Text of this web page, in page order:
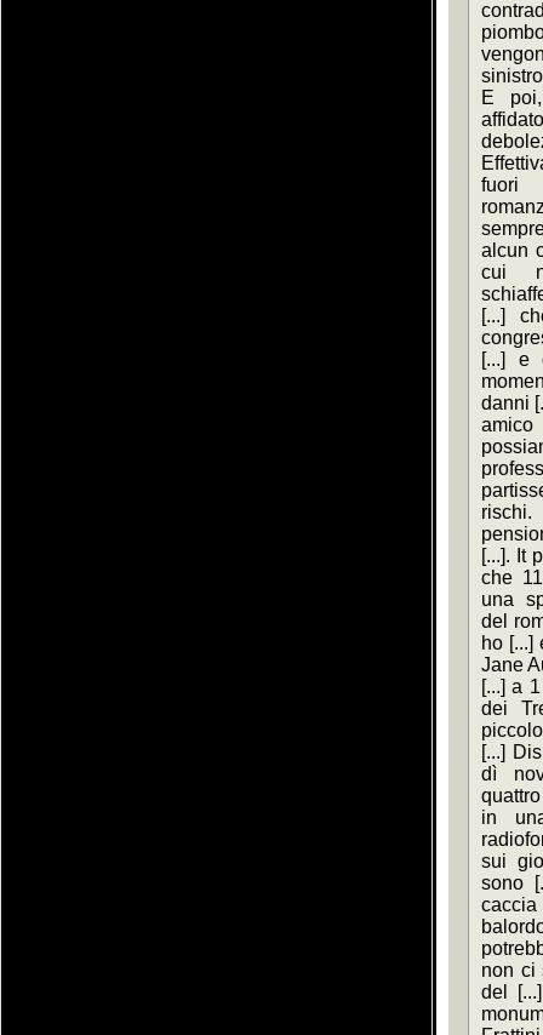
E
fuori
alcun
cui
[...]
[...] e
danni
[...]. It
che
una
del
ho [...]
Jane
[...] a
dei
[...]
dì
in
sui
sono
non ci
del